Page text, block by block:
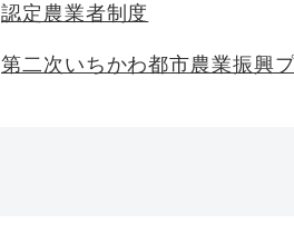
認定農業者制度
第二次いちかわ都市農業振興